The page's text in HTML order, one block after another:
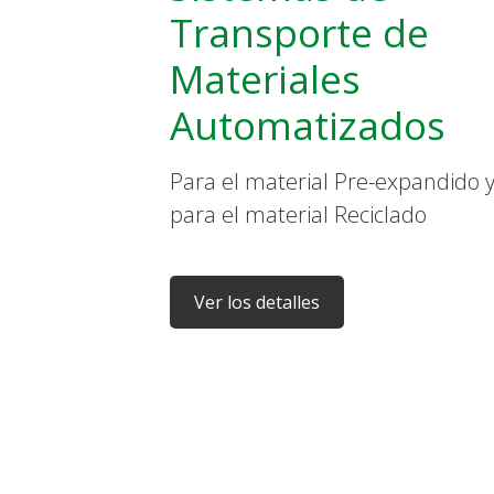
Transporte de
Materiales
Automatizados
Para el material Pre-expandido y
para el material Reciclado
Ver los detalles